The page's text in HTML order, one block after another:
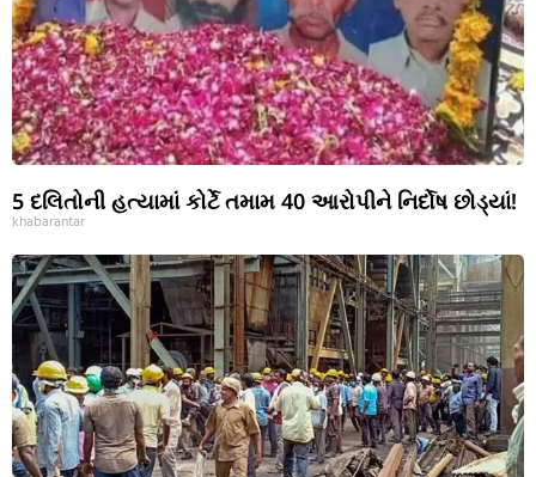
5 દલિતોની હત્યામાં કોર્ટે તમામ 40 આરોપીને નિર્દોષ છોડ્યાં!
khabarantar